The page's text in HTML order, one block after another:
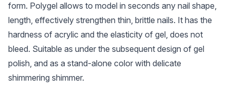
form. Polygel allows to model in seconds any nail shape,
length, effectively strengthen thin, brittle nails. It has the
hardness of acrylic and the elasticity of gel, does not
bleed. Suitable as under the subsequent design of gel
polish, and as a stand-alone color with delicate
shimmering shimmer.